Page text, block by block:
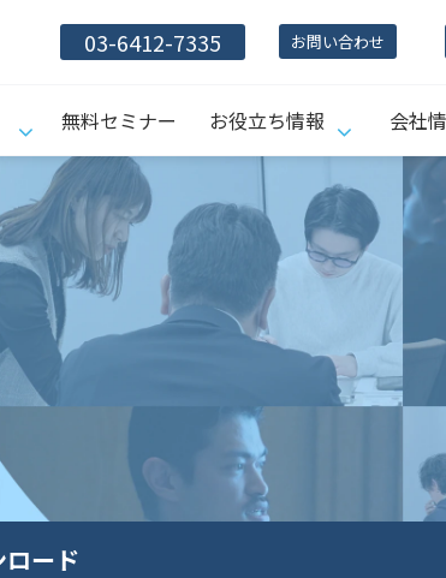
03-6412-7335 お問い合わせ
無料セミナー お役立ち情報 会社
ード